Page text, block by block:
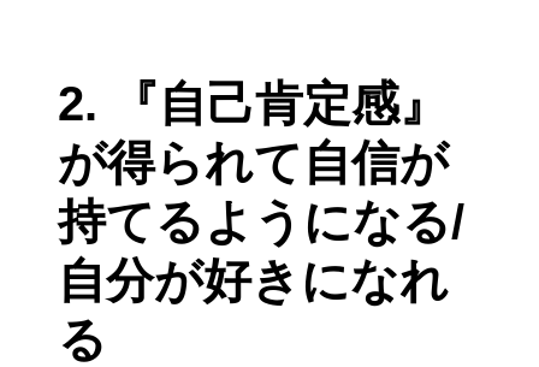
2. 『自己肯定感』
が得られて自信が
持てるようになる/
自分が好きになれ
る